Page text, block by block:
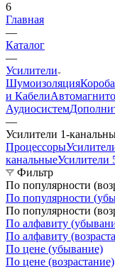
6
Главная
—
Каталог
—
Усилители
ШумоизоляцияКороба
и Кабели
Аудиосистем
—
Усилители 1-
Процессоры
канальныеУсилители
Фильтр
По популярности
По популярности
По популярности
По алфавиту
По алфавиту
По цене (убывание)
По цене (возрастание)